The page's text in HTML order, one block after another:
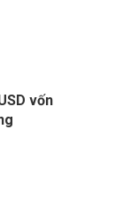
vốn